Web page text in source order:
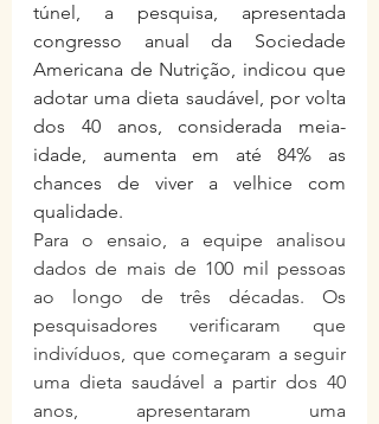
túnel, a pesquisa, apresentada
congresso anual da Sociedade
Americana de Nutrição, indicou que
adotar uma dieta saudável, por volta
dos 40 anos, considerada meia-
idade, aumenta em até 84% as
chances de viver a velhice com
qualidade.
Para o ensaio, a equipe analisou
dados de mais de 100 mil pessoas
ao longo de três décadas. Os
pesquisadores verificaram que
indivíduos, que começaram a seguir
uma dieta saudável a partir dos 40
anos, apresentaram uma